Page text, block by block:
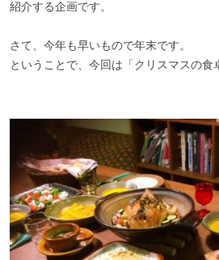
紹介する企画です。
さて、今年も早いもので年末です。
ということで、今回は「クリスマスの食